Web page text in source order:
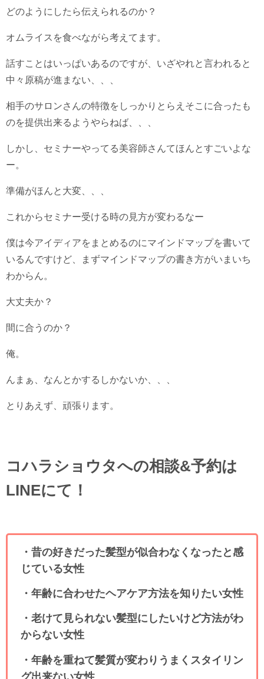
どのようにしたら伝えられるのか？
オムライスを食べながら考えてます。
話すことはいっぱいあるのですが、いざやれと言われると
中々原稿が進まない、、、
相手のサロンさんの特徴をしっかりとらえそこに合ったも
のを提供出来るようやらねば、、、
しかし、セミナーやってる美容師さんてほんとすごいよな
ー。
準備がほんと大変、、、
これからセミナー受ける時の見方が変わるなー
僕は今アイディアをまとめるのにマインドマップを書いて
いるんですけど、まずマインドマップの書き方がいまいち
わからん。
大丈夫か？
間に合うのか？
俺。
んまぁ、なんとかするしかないか、、、
とりあえず、頑張ります。
コハラショウタへの相談&予約は
LINEにて！
・昔の好きだった髪型が似合わなくなったと感
じている女性
・年齢に合わせたヘアケア方法を知りたい女性
・老けて見られない髪型にしたいけど方法がわ
からない女性
・年齢を重ねて髪質が変わりうまくスタイリン
グ出来ない女性